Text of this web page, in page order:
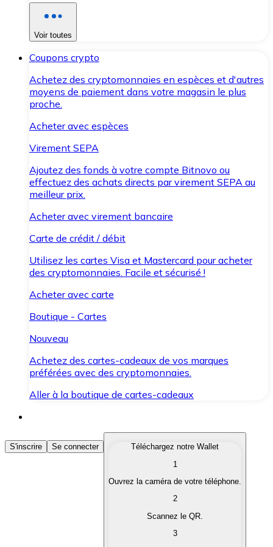
Voir toutes
Coupons crypto
Achetez des cryptomonnaies en espèces et d'autres
moyens de paiement dans votre magasin le plus
proche.
Acheter avec espèces
Virement SEPA
Ajoutez des fonds à votre compte Bitnovo ou
effectuez des achats directs par virement SEPA au
meilleur prix.
Acheter avec virement bancaire
Carte de crédit / débit
Utilisez les cartes Visa et Mastercard pour acheter
des cryptomonnaies. Facile et sécurisé !
Acheter avec carte
Boutique - Cartes
Nouveau
Achetez des cartes-cadeaux de vos marques
préférées avec des cryptomonnaies.
Aller à la boutique de cartes-cadeaux
Acheter des Cryptomonnaies
Achetez les cryptomonnaies qui vous intéressent
Convertissez vos cryptomonnaies en monnaie
S'inscrire Se connecter
Téléchargez notre Wallet
1
Ouvrez la caméra de votre téléphone.
2
Scannez le QR.
3